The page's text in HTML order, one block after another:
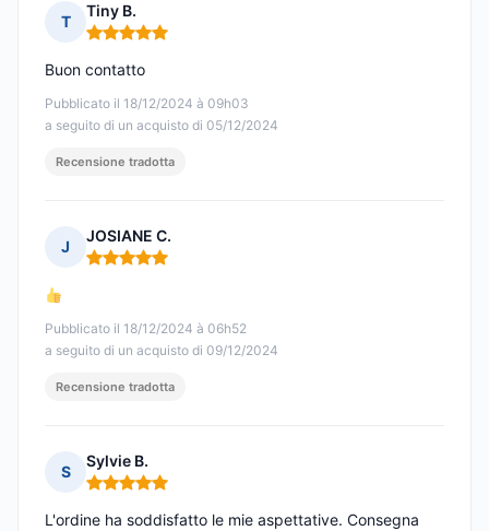
T
Tiny B.
Nota: 5 su 5
Pubblicato il 18/12/2024 à 09h03
a seguito di un acquisto di 05/12/2024
Buon contatto
Recensione tradotta
J
JOSIANE C.
Nota: 5 su 5
Pubblicato il 18/12/2024 à 06h52
a seguito di un acquisto di 09/12/2024
Recensione tradotta
S
Sylvie B.
Nota: 5 su 5
L'ordine ha soddisfatto le mie aspettative. Consegna